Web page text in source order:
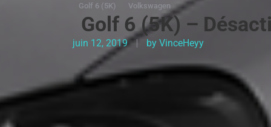
Golf 6 (5K) Volkswagen
Golf 6 (5K) –
juin 12, 2019 by VinceHeyy